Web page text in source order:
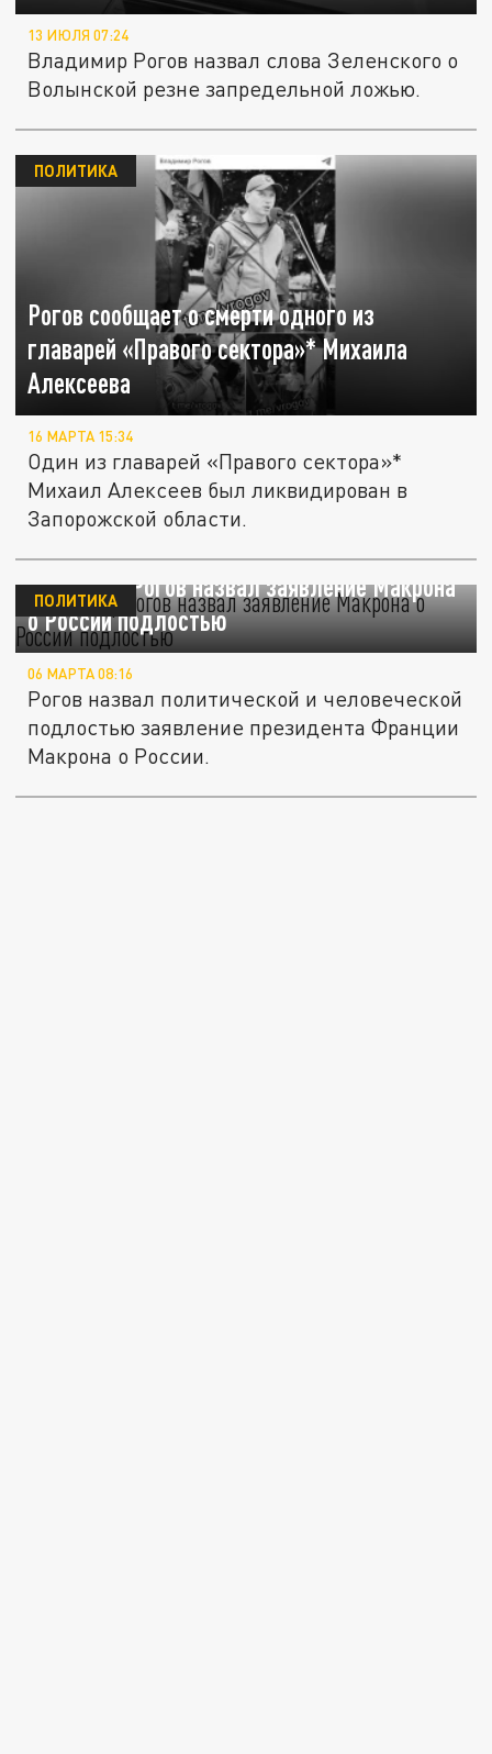
13 ИЮЛЯ 07:24
Владимир Рогов назвал слова Зеленского о
Волынской резне запредельной ложью.
Рогов сообщает о смерти одного из
главарей «Правого сектора»* Михаила
Алексеева
ПОЛИТИКА
16 МАРТА 15:34
Один из главарей «Правого сектора»*
Михаил Алексеев был ликвидирован в
Запорожской области.
Владимир Рогов назвал заявление Макрона
о России подлостью
ПОЛИТИКА
06 МАРТА 08:16
Рогов назвал политической и человеческой
подлостью заявление президента Франции
Макрона о России.